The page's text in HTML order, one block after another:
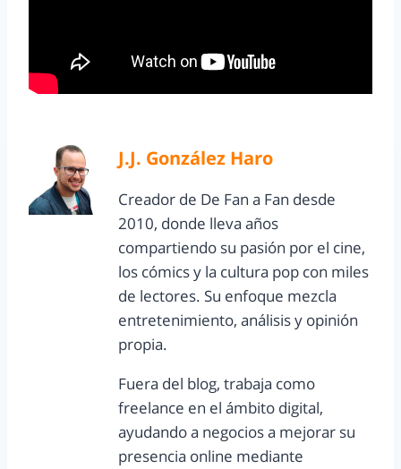
J.J. González Haro
Creador de De Fan a Fan desde
2010, donde lleva años
compartiendo su pasión por el cine,
los cómics y la cultura pop con miles
de lectores. Su enfoque mezcla
entretenimiento, análisis y opinión
propia.
Fuera del blog, trabaja como
freelance en el ámbito digital,
ayudando a negocios a mejorar su
presencia online mediante